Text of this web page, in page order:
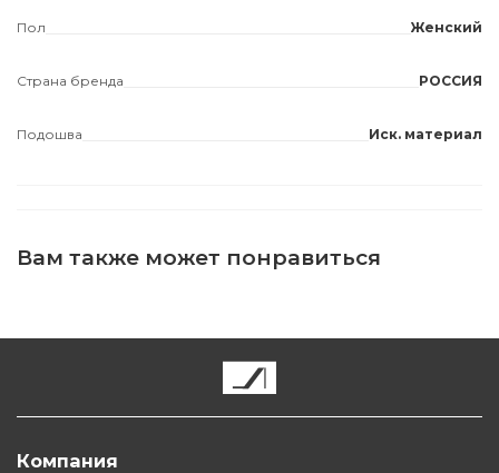
Пол Женский
Страна бренда РОССИЯ
Подошва Иск. материал
Вам также может понравиться
Компания